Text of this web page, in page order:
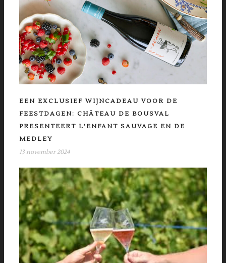
EEN EXCLUSIEF WIJNCADEAU VOOR DE
FEESTDAGEN: CHÂTEAU DE BOUSVAL
PRESENTEERT L’ENFANT SAUVAGE EN DE
MEDLEY
13 november 2024